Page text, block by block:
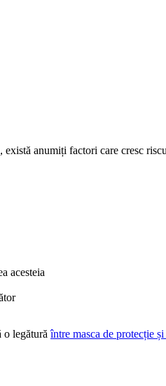
anumiți factori care cresc
acesteia
o legăturăîntre masca de protecție